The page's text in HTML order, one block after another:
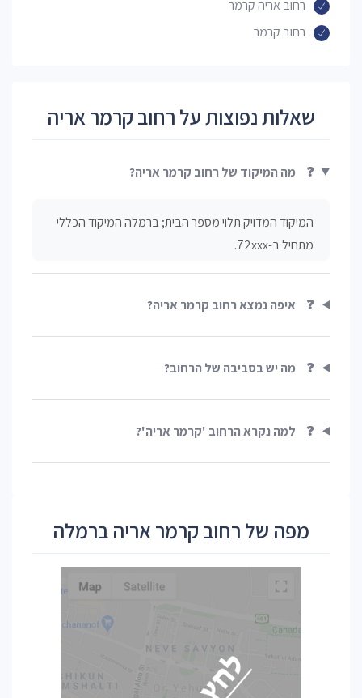
רחוב אריה קרמר
רחוב קרמר
שאלות נפוצות על רחוב קרמר אריה
❓ מה המיקוד של רחוב קרמר אריה?
המיקוד המדויק תלוי מספר הבית; ברמלה המיקוד הכללי
מתחיל ב-72xxx.
❓ איפה נמצא רחוב קרמר אריה?
❓ מה יש בסביבה של הרחוב?
❓ למה נקרא הרחוב 'קרמר אריה'?
מפה של רחוב קרמר אריה ברמלה